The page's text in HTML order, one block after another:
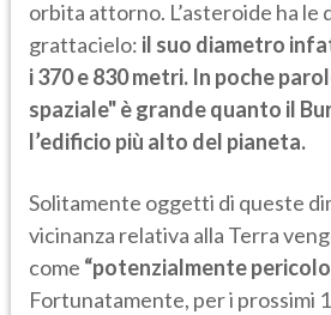
orbita attorno. L’asteroide ha le
grattacielo: il suo diametro
i 370 e 830 metri. In poche
spaziale" è grande quanto il
l’edificio più alto del pianeta.
Solitamente oggetti di queste
vicinanza relativa alla Terra
come “potenzialmente
Fortunatamente, per i prossimi